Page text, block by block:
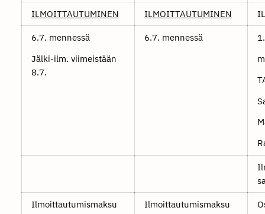
ILMOITTAUTUMINEN ILMOITTAUTUMINEN
6.7. mennessä
Jälki-ilm. viimeistään
8.7.
6.7. mennessä
Ilmoittautumismaksu Ilmoittautumismaksu